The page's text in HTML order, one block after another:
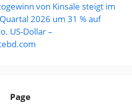
von Kinsale steigt im
2026 um 31 % auf
US-Dollar –
Page